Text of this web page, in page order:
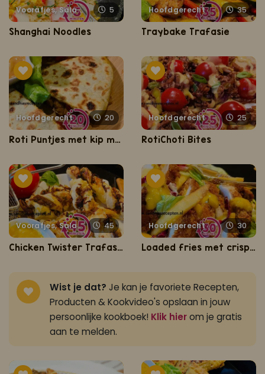
Voorafjes, Salades, Hapjes en Lekkernijen 5
Shanghai Noodles
Hoofdgerecht 35
Traybake Trafasie
Hoofdgerecht 20
Roti Puntjes met kip masala
Hoofdgerecht 25
RotiChoti Bites
Voorafjes, Salades, Hapjes en Lekkernijen 45
Chicken Twister Trafasie
Hoofdgerecht 30
Loaded fries met crispy kip (luxe frites met kip en topping)
Wist je dat? Je kan je favoriete Recepten,
Producten & Kookvideo's opslaan in jouw
persoonlijke kookboek! Klik hierom je gratis
aan te melden.